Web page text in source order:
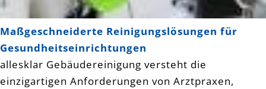
Maßgeschneiderte Reinigungslösungen für
Gesundheitseinrichtungen
allesklar Gebäudereinigung versteht die
einzigartigen Anforderungen von Arztpraxen,